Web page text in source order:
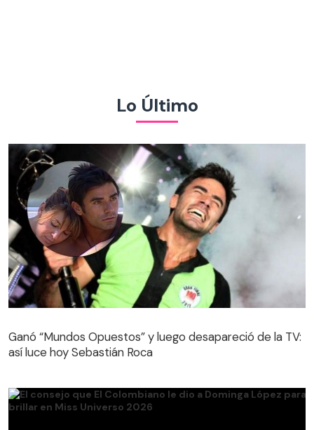
Lo Último
Ganó “Mundos Opuestos” y luego desapareció de la TV:
así luce hoy Sebastián Roca